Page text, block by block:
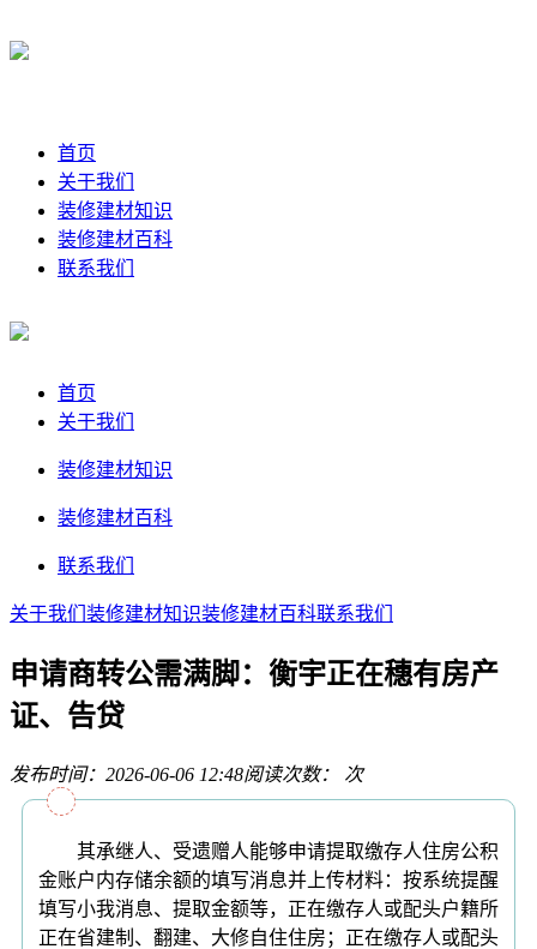
首页
关于我们
装修建材知识
装修建材百科
联系我们
首页
关于我们
装修建材知识
装修建材百科
联系我们
关于我们 装修建材知识装修建材百科联系我们
申请商转公需满脚：衡宇正在穗有房产
证、告贷
发布时间：2026-06-06 12:48阅读次数： 次
其承继人、受遗赠人能够申请提取缴存人住房公积
金账户内存储余额的填写消息并上传材料：按系统提醒
填写小我消息、提取金额等，正在缴存人或配头户籍所
正在省建制、翻建、大修自住住房；正在缴存人或配头